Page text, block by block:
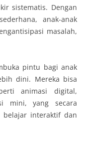
sistematis. Dengan
anak-anak
masalah,
pintu bagi anak
dini. Mereka bisa
animasi digital,
mini, yang secara
belajar interaktif dan